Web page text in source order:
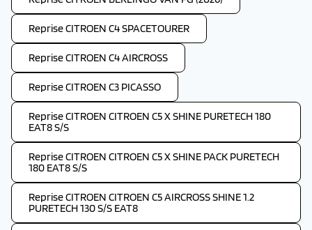
Reprise CITROEN C4 SPACETOURER
Reprise CITROEN C4 AIRCROSS
Reprise CITROEN C3 PICASSO
Reprise CITROEN CITROEN C5 X SHINE PURETECH 180
EAT8 S/S
Reprise CITROEN CITROEN C5 X SHINE PACK PURETECH
180 EAT8 S/S
Reprise CITROEN CITROEN C5 AIRCROSS SHINE 1.2
PURETECH 130 S/S EAT8